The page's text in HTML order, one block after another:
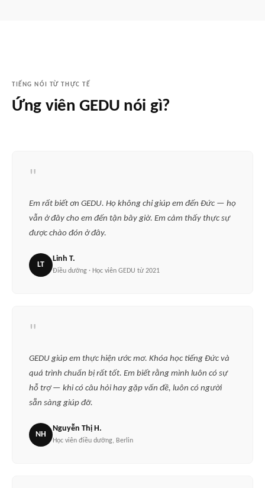
TIẾNG NÓI TỪ THỰC TẾ
Ứng viên GEDU nói gì?
"
Em rất biết ơn GEDU. Họ không chỉ giúp em đến Đức — họ
vẫn ở đây cho em đến tận bây giờ. Em cảm thấy thực sự
được chào đón ở đây.
LT
Linh T.
Điều dưỡng · Học viên GEDU từ 2021
"
GEDU giúp em thực hiện ước mơ. Khóa học tiếng Đức và
quá trình chuẩn bị rất tốt. Em biết rằng mình luôn có sự
hỗ trợ — khi có câu hỏi hay gặp vấn đề, luôn có người
sẵn sàng giúp đỡ.
NH
Nguyễn Thị H.
Học viên điều dưỡng, Berlin